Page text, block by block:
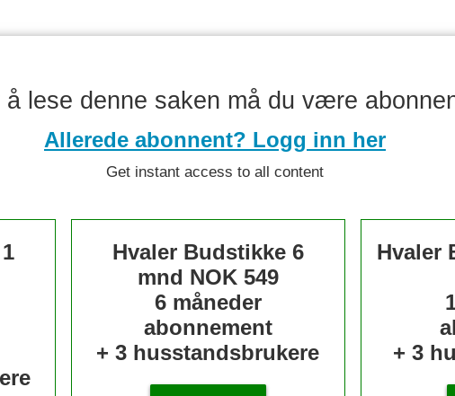
å lese denne saken må du være
Allerede abonnent? Logg inn her
Get instant access to all content
Hvaler Budstikke 6
mnd NOK 549
6 måneder
abonnement
+ 3 husstandsbrukere
Hvaler
+ 3